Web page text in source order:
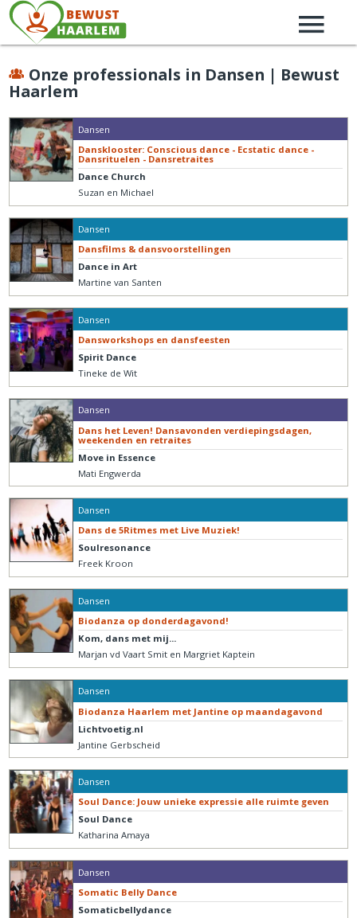
Onze professionals in Dansen | Bewust
Haarlem
Dansen
Dansklooster: Conscious dance - Ecstatic dance -
Dansrituelen - Dansretraites
Dance Church
Suzan en Michael
Dansen
Dansfilms & dansvoorstellingen
Dance in Art
Martine van Santen
Dansen
Dansworkshops en dansfeesten
Spirit Dance
Tineke de Wit
Dansen
Dans het Leven! Dansavonden verdiepingsdagen,
weekenden en retraites
Move in Essence
Mati Engwerda
Dansen
Dans de 5Ritmes met Live Muziek!
Soulresonance
Freek Kroon
Dansen
Biodanza op donderdagavond!
Kom, dans met mij...
Marjan vd Vaart Smit en Margriet Kaptein
Dansen
Biodanza Haarlem met Jantine op maandagavond
Lichtvoetig.nl
Jantine Gerbscheid
Dansen
Soul Dance: Jouw unieke expressie alle ruimte geven
Soul Dance
Katharina Amaya
Dansen
Somatic Belly Dance
Somaticbellydance